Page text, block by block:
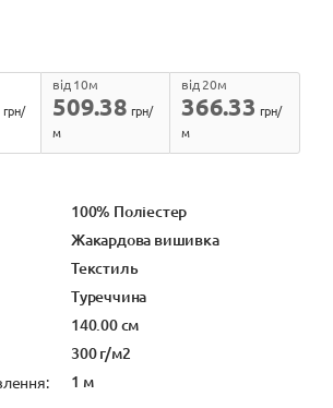
грн/
509.38
від 10м
грн/
м
366.33
від 20м
грн/
м
100% Поліестер
Жакардова вишивка
Текстиль
Туреччина
140.00 см
300 г/м2
1 м